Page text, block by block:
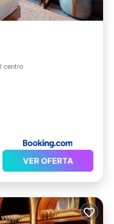
centroSpa
VER OFERTA